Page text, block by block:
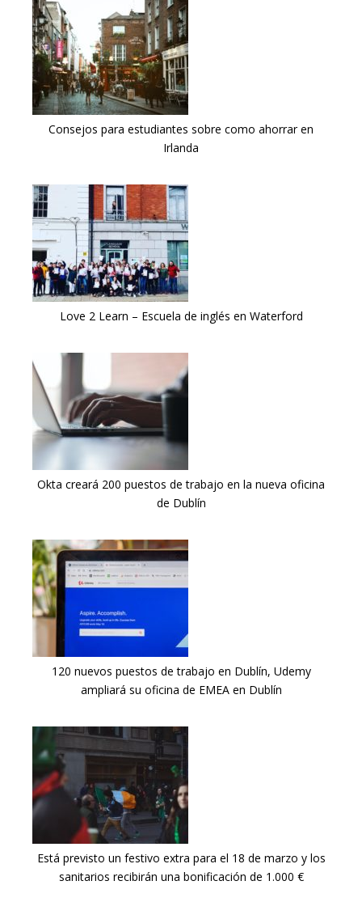
Consejos para estudiantes sobre como ahorrar en
Irlanda
Love 2 Learn – Escuela de inglés en Waterford
Okta creará 200 puestos de trabajo en la nueva oficina
de Dublín
120 nuevos puestos de trabajo en Dublín, Udemy
ampliará su oficina de EMEA en Dublín
Está previsto un festivo extra para el 18 de marzo y los
sanitarios recibirán una bonificación de 1.000 €